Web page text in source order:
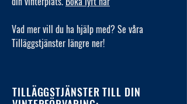
Vad mer vill du ha hjälp med? Se våra
Tilläggstjänster längre ner!
TILLÄGGSTJÄNSTER TILL DIN